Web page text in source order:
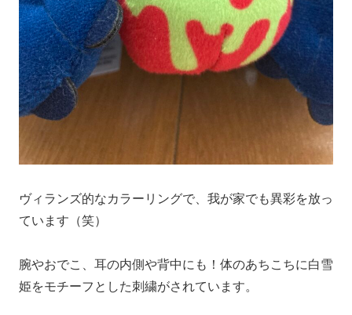
ヴィランズ的なカラーリングで、我が家でも異彩を放っ
ています（笑）
腕やおでこ、耳の内側や背中にも！体のあちこちに白雪
姫をモチーフとした刺繍がされています。